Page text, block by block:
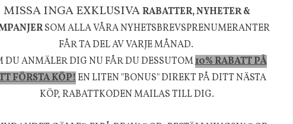
naturen och dess färgpalett erbjuder vi omsorgsfullt
ökar trivsel i ditt hem och ger det lilla extra för att
välmående!
MISSA INGA EXKLUSIVARABATTER, NYHETER &
SOM ALLA VÅRA NYHETSBREVSPRENUMERANTER
FÅR TA DEL AV VARJE MÅNAD.
DU ANMÄLER DIG NU FÅR DU DESSUTOM10% RABATT PÅ
FÖRSTA KÖP!EN LITEN "BONUS" DIREKT PÅ DITT NÄSTA
KÖP, RABATTKODEN MAILAS TILL DIG.